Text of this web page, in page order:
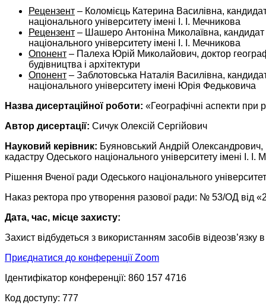
Рецензент – Коломієць Катерина Василівна,
національного університету імені І. І. Мечникова
Рецензент – Шашеро Антоніна Миколаївна, кандидат
національного університету імені І. І. Мечникова
Опонент – Палеха Юрій Миколайович, доктор
будівництва і архітектури
Опонент – Заблотовська Наталія Василівна,
національного університету імені Юрія Федьковича
Назва дисертаційної роботи: «Географічні аспекти при
Автор дисертації: Сичук Олексій Сергійович
Науковий керівник: Буяновський Андрій Олександрович,
кадастру Одеського національного університету імені І. І.
Рішення Вченої ради Одеського національного
Наказ ректора про утворення разової ради: № 53/ОД від
Дата, час, місце захисту:
Захист відбудеться з використанням засобів
Приєднатися до конференції Zoom
Ідентифікатор конференції: 860 157 4716
Код доступу: 777